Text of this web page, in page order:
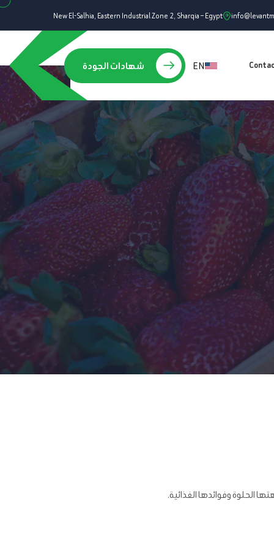
New El-Salhia, Eastern Industrial Zone 2, Sharqia – Egypt
EN شهادات الجودة
الحلوة وفوائدها الغذائية.